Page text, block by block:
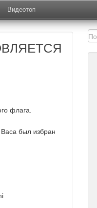
Видеотоп
флага.
был избран